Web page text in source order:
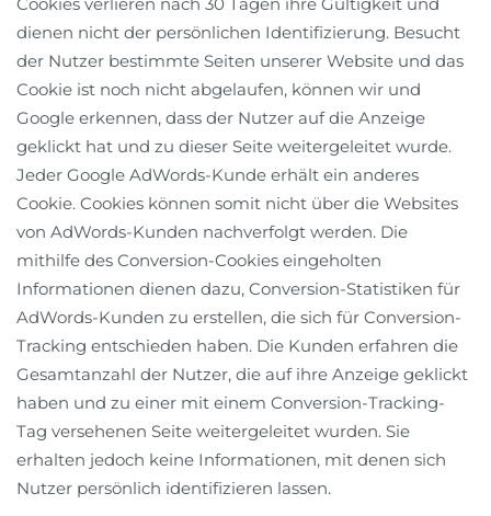
dienen nicht der persönlichen Identifizierung. Besucht
der Nutzer bestimmte Seiten unserer Website und das
Cookie ist noch nicht abgelaufen, können wir und
Google erkennen, dass der Nutzer auf die Anzeige
geklickt hat und zu dieser Seite weitergeleitet wurde.
Jeder Google AdWords-Kunde erhält ein anderes
Cookie. Cookies können somit nicht über die Websites
von AdWords-Kunden nachverfolgt werden. Die
mithilfe des Conversion-Cookies eingeholten
Informationen dienen dazu, Conversion-Statistiken für
AdWords-Kunden zu erstellen, die sich für Conversion-
Tracking entschieden haben. Die Kunden erfahren die
Gesamtanzahl der Nutzer, die auf ihre Anzeige geklickt
haben und zu einer mit einem Conversion-Tracking-
Tag versehenen Seite weitergeleitet wurden. Sie
erhalten jedoch keine Informationen, mit denen sich
Nutzer persönlich identifizieren lassen.